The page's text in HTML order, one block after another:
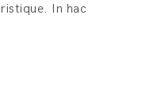
In hac